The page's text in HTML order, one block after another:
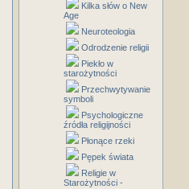
Kilka słów o New
Age
Neuroteologia
Odrodzenie religii
Piekło w
starożytności
Przechwytywanie
symboli
Psychologiczne
źródła religijności
Płonące rzeki
Pępek świata
Religie w
Starożytności -